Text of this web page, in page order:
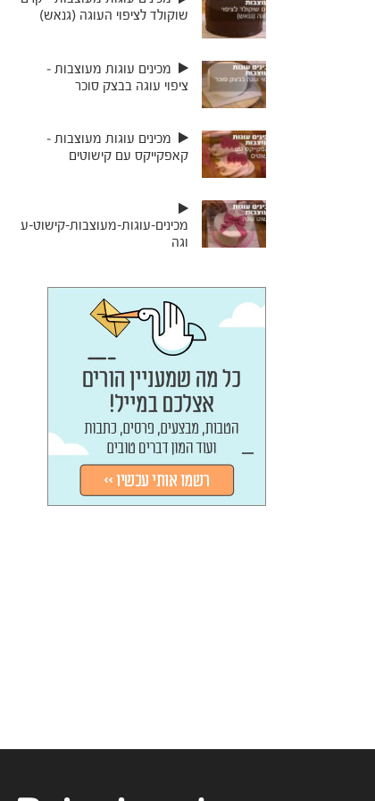
שוקולד לציפוי העוגה (גנאש)
מכינים עוגות מעוצבות –
ציפוי עוגה בבצק סוכר
מכינים עוגות מעוצבות –
קאפקייקס עם קישוטים
מכינים-עוגות-מעוצבות-קישוט-ע
וגה